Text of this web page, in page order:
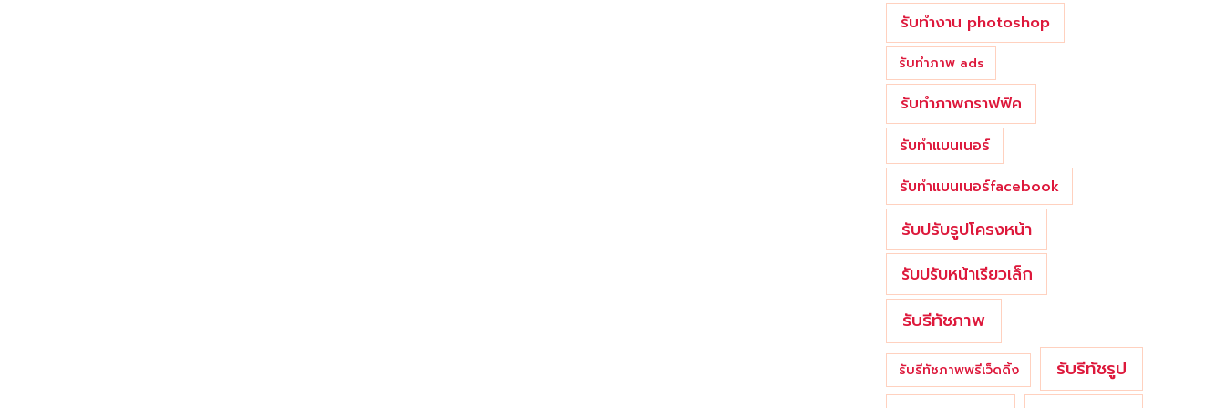
รับทำงาน photoshop
รับทำภาพ ads
รับทำภาพกราฟฟิค
รับทำแบนเนอร์
รับทำแบนเนอร์facebook
รับปรับรูปโครงหน้า
รับปรับหน้าเรียวเล็ก
รับรีทัชภาพ
รับรีทัชภาพพรีเว็ดดิ้ง รับรีทัชรูป